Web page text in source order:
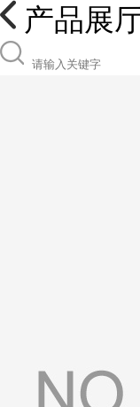
产品展